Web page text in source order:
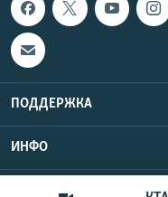
ПОДДЕРЖКА
ИНФО